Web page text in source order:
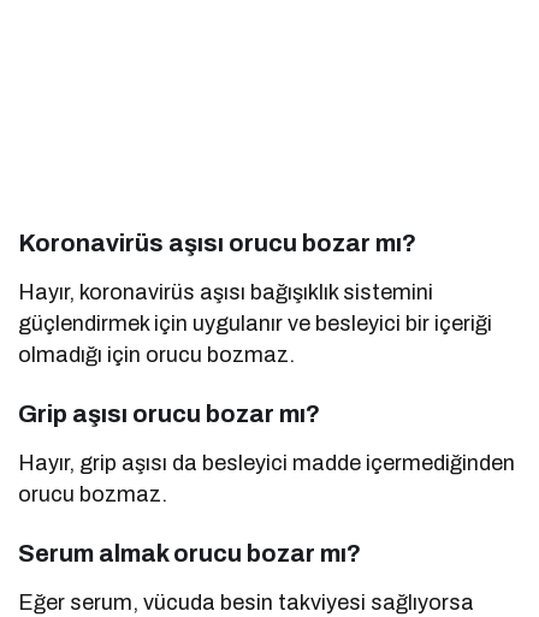
Koronavirüs aşısı orucu bozar mı?
Hayır, koronavirüs aşısı bağışıklık sistemini
güçlendirmek için uygulanır ve besleyici bir içeriği
olmadığı için orucu bozmaz.
Grip aşısı orucu bozar mı?
Hayır, grip aşısı da besleyici madde içermediğinden
orucu bozmaz.
Serum almak orucu bozar mı?
Eğer serum, vücuda besin takviyesi sağlıyorsa